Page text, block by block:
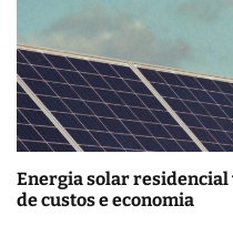
Energia solar residencial
de custos e economia